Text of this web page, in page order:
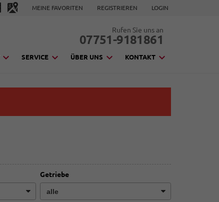
MEINE FAVORITEN REGISTRIEREN LOGIN
Rufen Sie uns an
07751-9181861
SERVICE ÜBER UNS KONTAKT
Getriebe